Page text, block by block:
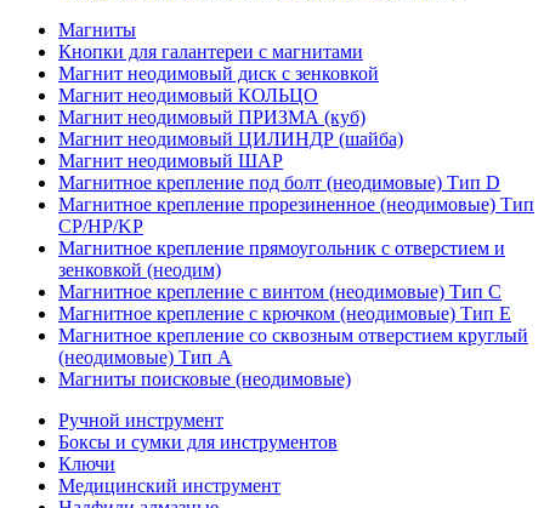
Магниты
Кнопки для галантереи с магнитами
Магнит неодимовый диск с зенковкой
Магнит неодимовый КОЛЬЦО
Магнит неодимовый ПРИЗМА (куб)
Магнит неодимовый ЦИЛИНДР (шайба)
Магнит неодимовый ШАР
Магнитное крепление под болт (неодимовые) Тип D
Магнитное крепление прорезиненное (неодимовые) Тип
CP/HP/KP
Магнитное крепление прямоугольник с отверстием и
зенковкой (неодим)
Магнитное крепление с винтом (неодимовые) Тип С
Магнитное крепление с крючком (неодимовые) Тип Е
Магнитное крепление со сквозным отверстием круглый
(неодимовые) Тип А
Магниты поисковые (неодимовые)
Ручной инструмент
Боксы и сумки для инструментов
Ключи
Медицинский инструмент